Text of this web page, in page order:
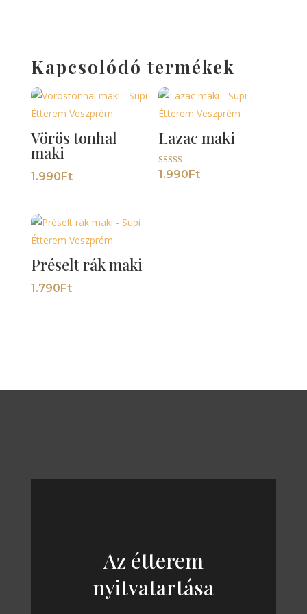
Kapcsolódó termékek
Vörös tonhal
maki
1.990Ft
Lazac maki
Értékelés:
5.00
1.990 Ft
Préselt rák maki
1.790Ft
Az étterem
nyitvatartása